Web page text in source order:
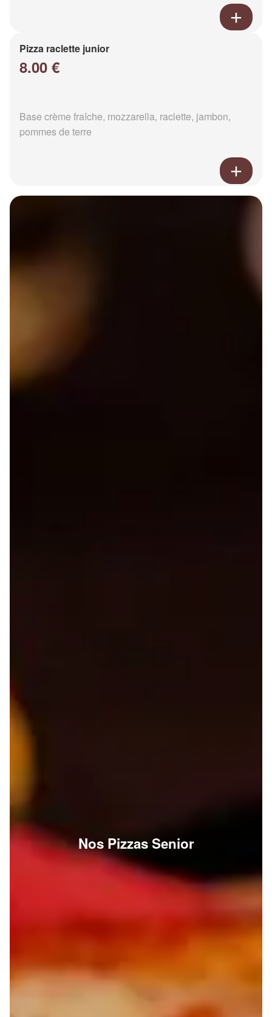
Pizza raclette junior
8.00 €
Base crème fraîche, mozzarella, raclette, jambon,
pommes de terre
Nos Pizzas Senior